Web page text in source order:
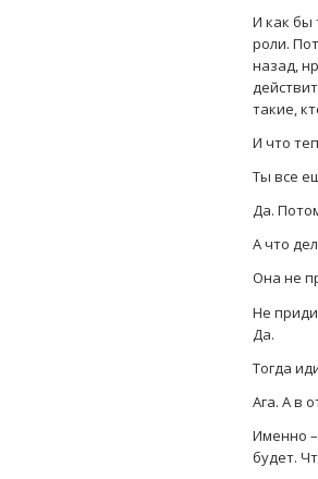
И как бы
роли.
назад,
такие,
И что
Ты все
Да.
А что
Она не
Не
Да.
Тогда
Ага. А в
Именно
будет.